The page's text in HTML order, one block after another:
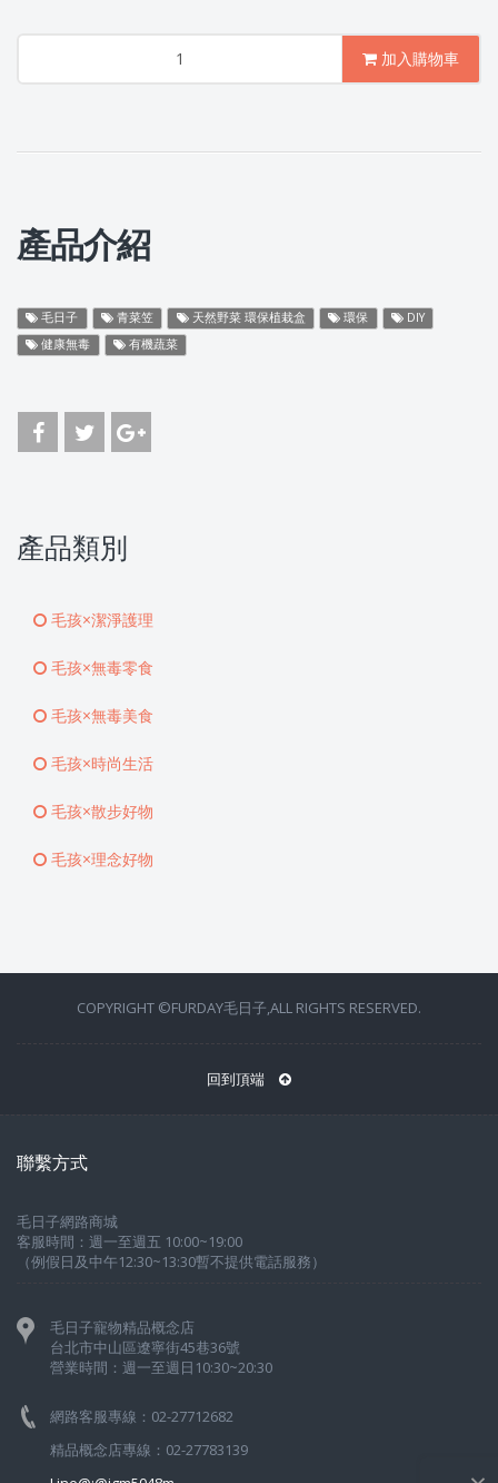
加入購物車
產品介紹
毛日子 青菜笠 天然野菜 環保植栽盒 環保
DIY
健康無毒
有機蔬菜
產品類別
毛孩×潔淨護理
毛孩×無毒零食
毛孩×無毒美食
毛孩×時尚生活
毛孩×散步好物
毛孩×理念好物
COPYRIGHT ©FURDAY毛日子,ALL RIGHTS RESERVED.
回到頂端
聯繫方式
毛日子網路商城
客服時間：週一至週五 10:00~19:00
（例假日及中午12:30~13:30暫不提供電話服務）
毛日子寵物精品概念店
台北市中山區遼寧街45巷36號
營業時間：週一至週日10:30~20:30
網路客服專線：02-27712682
精品概念店專線：02-27783139